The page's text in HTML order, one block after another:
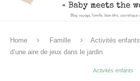
Home Famille Activités enfants
d’une aire de jeux dans le jardin
Activités enfants